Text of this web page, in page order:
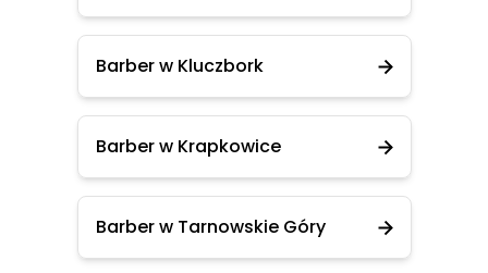
Barber w Kluczbork
Barber w Krapkowice
Barber w Tarnowskie Góry